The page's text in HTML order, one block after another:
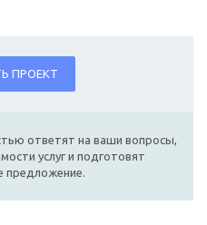
ПРОЕКТ
ответят на ваши вопросы,
услуг и подготовят
предложение.